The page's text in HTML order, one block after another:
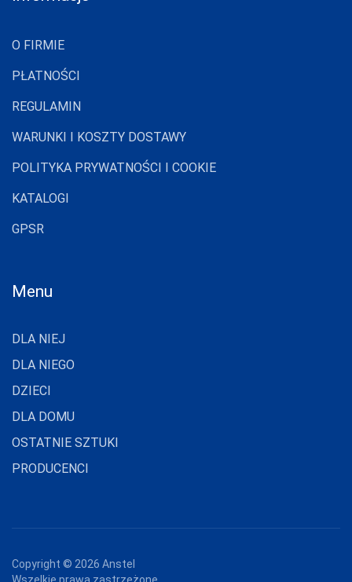
O FIRMIE
PŁATNOŚCI
REGULAMIN
WARUNKI I KOSZTY DOSTAWY
POLITYKA PRYWATNOŚCI I COOKIE
KATALOGI
GPSR
Menu
DLA NIEJ
DLA NIEGO
DZIECI
DLA DOMU
OSTATNIE SZTUKI
PRODUCENCI
Copyright © 2026 Anstel